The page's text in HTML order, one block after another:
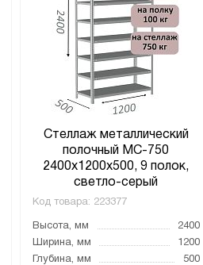
Стеллаж металлический
полочный МС-750
2400х1200х500, 9 полок,
светло-серый
Код товара: 223377
Высота, мм
2400
Ширина, мм
1200
Глубина, мм
500